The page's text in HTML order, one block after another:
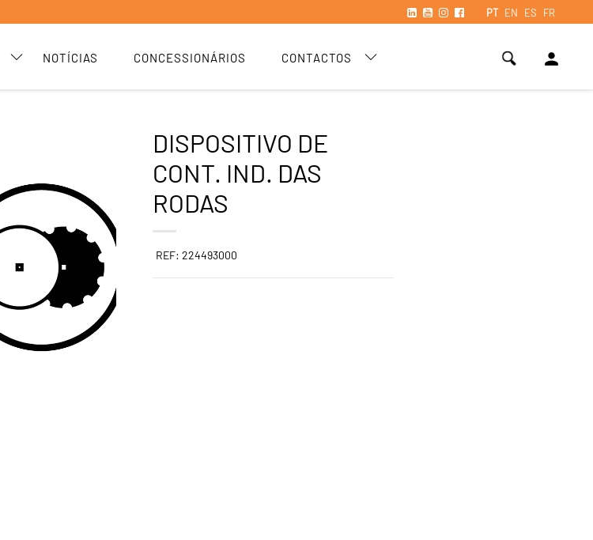
PT EN ES FR
NOTÍCIAS CONCESSIONÁRIOS CONTACTOS person
DISPOSITIVO DE
CONT. IND. DAS
RODAS
REF: 224493000